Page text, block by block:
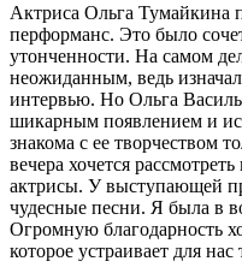
Актриса Ольга Тумайкина
перформанс. Это было
утонченности. На самом
неожиданным, ведь
интервью. Но Ольга
шикарным появлением и
знакома с ее творчеством
вечера хочется
актрисы. У выступающей
чудесные песни. Я была в
Огромную благодарность
которое устраивает для нас